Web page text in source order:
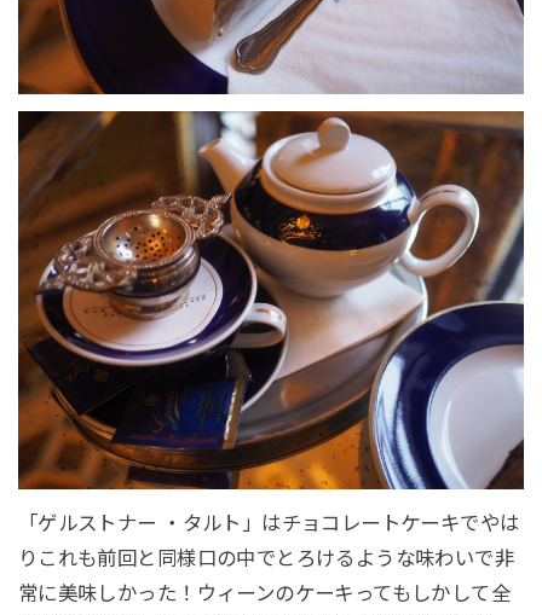
「ゲルストナー ・タルト」はチョコレートケーキでやは
りこれも前回と同様口の中でとろけるような味わいで非
常に美味しかった！ウィーンのケーキってもしかして全